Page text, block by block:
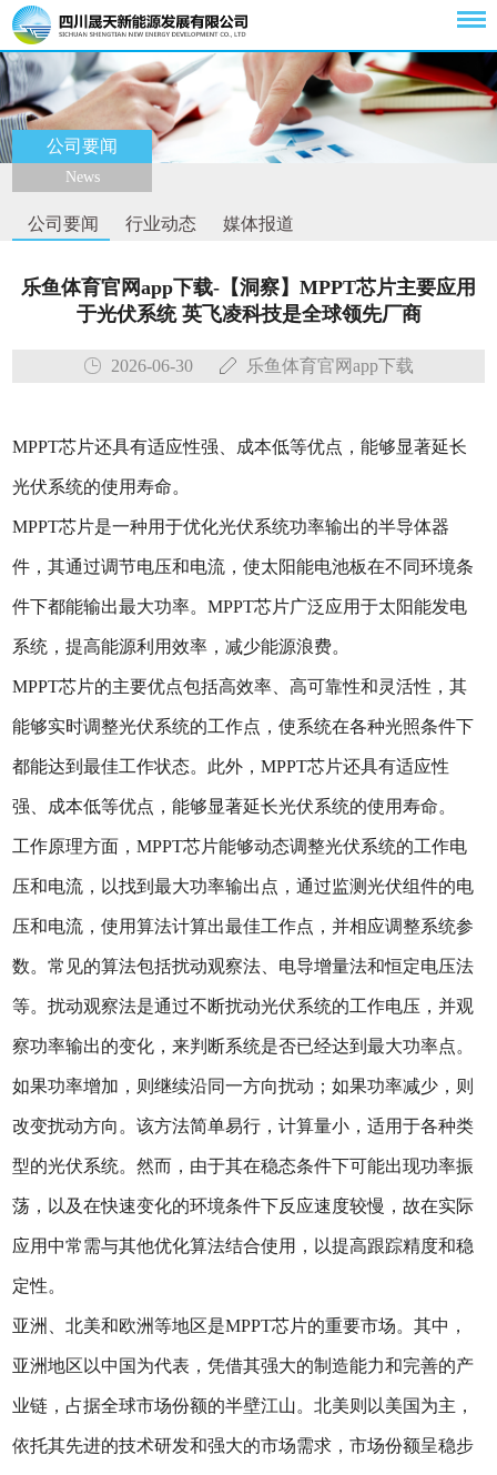
公司要闻
News
公司要闻 行业动态 媒体报道
乐鱼体育官网app下载-【洞察】MPPT芯片主要应用
于光伏系统 英飞凌科技是全球领先厂商
2026-06-30 乐鱼体育官网app下载
MPPT芯片还具有适应性强、成本低等优点，能够显著延长
光伏系统的使用寿命。
MPPT芯片是一种用于优化光伏系统功率输出的半导体器
件，其通过调节电压和电流，使太阳能电池板在不同环境条
件下都能输出最大功率。MPPT芯片广泛应用于太阳能发电
系统，提高能源利用效率，减少能源浪费。
MPPT芯片的主要优点包括高效率、高可靠性和灵活性，其
能够实时调整光伏系统的工作点，使系统在各种光照条件下
都能达到最佳工作状态。此外，MPPT芯片还具有适应性
强、成本低等优点，能够显著延长光伏系统的使用寿命。
工作原理方面，MPPT芯片能够动态调整光伏系统的工作电
压和电流，以找到最大功率输出点，通过监测光伏组件的电
压和电流，使用算法计算出最佳工作点，并相应调整系统参
数。常见的算法包括扰动观察法、电导增量法和恒定电压法
等。扰动观察法是通过不断扰动光伏系统的工作电压，并观
察功率输出的变化，来判断系统是否已经达到最大功率点。
如果功率增加，则继续沿同一方向扰动；如果功率减少，则
改变扰动方向。该方法简单易行，计算量小，适用于各种类
型的光伏系统。然而，由于其在稳态条件下可能出现功率振
荡，以及在快速变化的环境条件下反应速度较慢，故在实际
应用中常需与其他优化算法结合使用，以提高跟踪精度和稳
定性。
亚洲、北美和欧洲等地区是MPPT芯片的重要市场。其中，
亚洲地区以中国为代表，凭借其强大的制造能力和完善的产
业链，占据全球市场份额的半壁江山。北美则以美国为主，
依托其先进的技术研发和强大的市场需求，市场份额呈稳步